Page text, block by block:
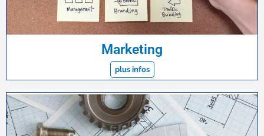
Marketing
plus infos